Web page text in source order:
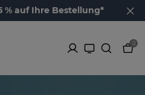
% auf Ihre Bestellung*
0